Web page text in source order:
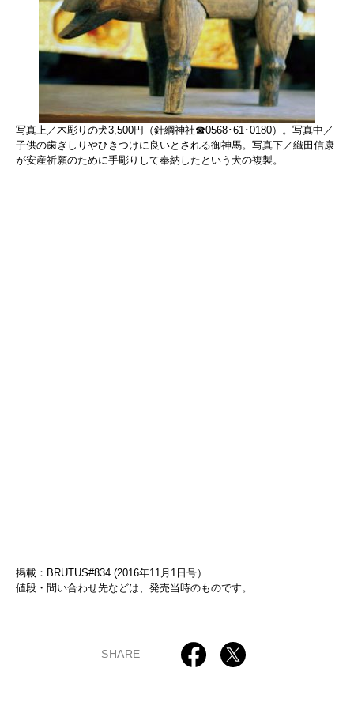
写真上／木彫りの犬3,500円（針綱神社☎0568･61･0180）。写真中／
子供の歯ぎしりやひきつけに良いとされる御神馬。写真下／織田信康
が安産祈願のために手彫りして奉納したという犬の複製。
掲載：BRUTUS#834 (2016年11月1日号）
値段・問い合わせ先などは、発売当時のものです。
SHARE